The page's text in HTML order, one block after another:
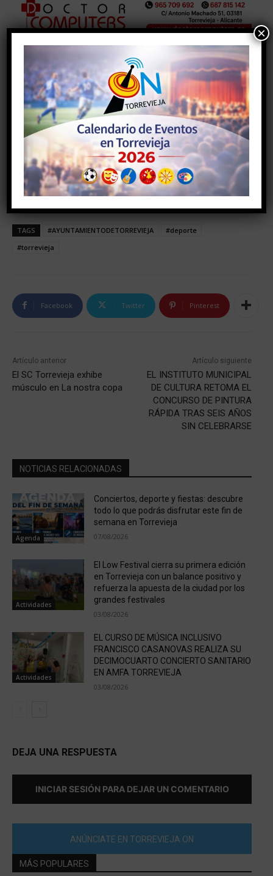
TAGS #AYUNTAMIENTODETORREVIEJA
#deporte
#torrevieja
Facebook Twitter Pinterest
Artículo anterior
El SC Torrevieja exhibe
músculo en La nostra copa
Artículo siguiente
EL INSTITUTO MUNICIPAL
DE CULTURA RETOMA EL
CONCURSO DE PINTURA
RÁPIDA TRAS SEIS AÑOS
SIN CELEBRARSE
NOTICIAS RELACIONADAS
Agenda
Conciertos, deporte y fiestas: descubre
todo lo que podrás disfrutar este fin de
semana en Torrevieja
07/08/2026
Actividades
El Low Festival cierra su primera edición
en Torrevieja con un balance positivo y
refuerza la apuesta de la ciudad por los
grandes festivales
03/08/2026
Actividades
EL CURSO DE MÚSICA INCLUSIVO
FRANCISCO CASANOVAS REALIZA SU
DECIMOCUARTO CONCIERTO SANITARIO
EN AMFA TORREVIEJA
03/08/2026
DEJA UNA RESPUESTA
INICIAR SESIÓN PARA DEJAR UN COMENTARIO
ANÚNCIATE EN TORREVIEJA ON
MÁS POPULARES
×